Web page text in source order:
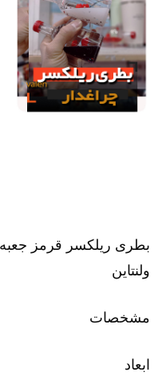
بطری ریلکسر قرمز
ولنتاین
مشخصات
ابعاد